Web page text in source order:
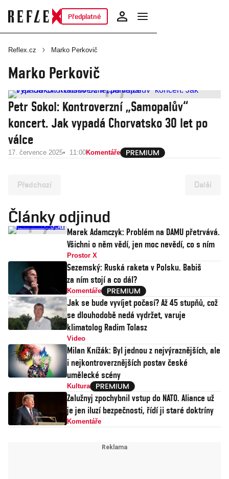
Předplatné
Reflex.cz Marko Perkovič
Marko Perkovič
Petr Sokol: Kontroverzní „Samopalův“
koncert. Jak vypadá Chorvatsko 30 let po
válce
17. července 2025 11:00Komentáře
Předchozí Další
Články odjinud
Marek Adamczyk: Problém na DAMU přetrvává.
Všichni o něm vědí, jen moc nevědí, co s ním
Prostor X
Sezemský: Ruská raketa v Polsku. Babiš
za ním stojí a co dál?
Komentáře
Jak se bude vyvíjet počasí? Až 45 stupňů, což
se dlouhodobě nedá vydržet, varuje
klimatolog Radim Tolasz
Video
Milan Knížák: Byl jednou z nejvýraznějších, ale
i nejkontroverznějších postav české
umělecké scény
Kultura
Zalužnyj zpochybnil vstup do NATO. Aliance už
je jen iluzí bezpečnosti, řídí ji staré doktríny
Komentáře